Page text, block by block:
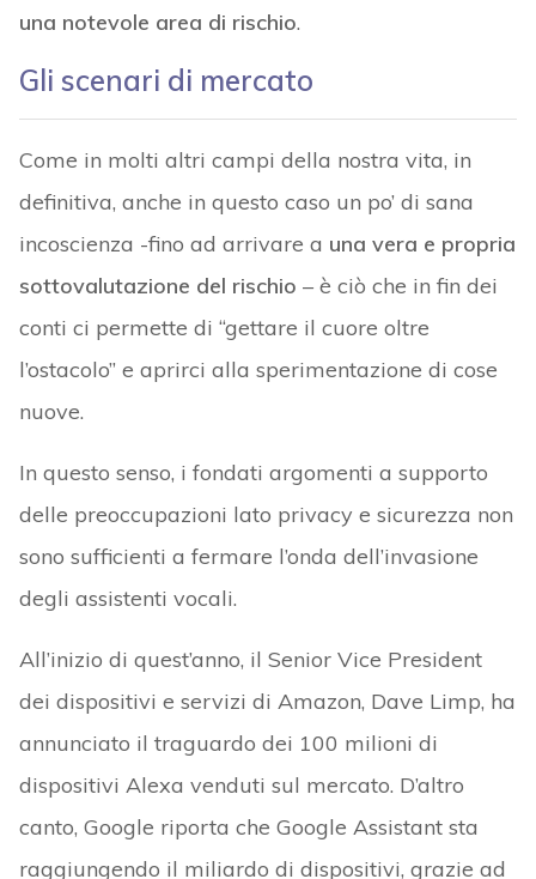
una notevole area di rischio.
Gli scenari di mercato
Come in molti altri campi della nostra vita, in
definitiva, anche in questo caso un po’ di sana
incoscienza -fino ad arrivare a una vera e propria
sottovalutazione del rischio – è ciò che in fin dei
conti ci permette di “gettare il cuore oltre
l’ostacolo” e aprirci alla sperimentazione di cose
nuove.
In questo senso, i fondati argomenti a supporto
delle preoccupazioni lato privacy e sicurezza non
sono sufficienti a fermare l’onda dell’invasione
degli assistenti vocali.
All’inizio di quest’anno, il Senior Vice President
dei dispositivi e servizi di Amazon, Dave Limp, ha
annunciato il traguardo dei 100 milioni di
dispositivi Alexa venduti sul mercato. D’altro
canto, Google riporta che Google Assistant sta
raggiungendo il miliardo di dispositivi, grazie ad